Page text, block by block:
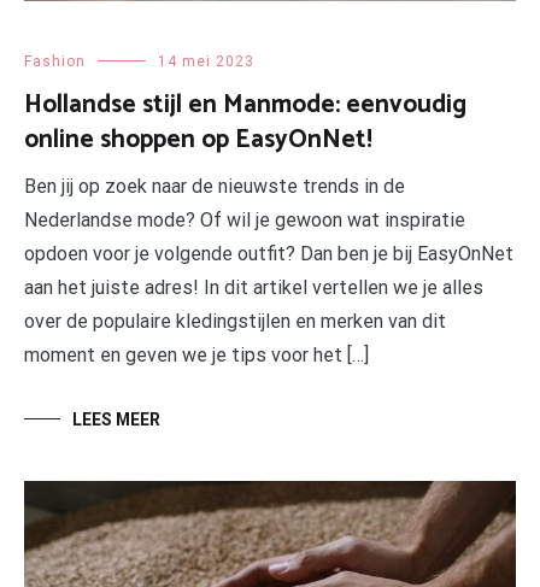
Fashion 14 mei 2023
Hollandse stijl en Manmode: eenvoudig
online shoppen op EasyOnNet!
Ben jij op zoek naar de nieuwste trends in de
Nederlandse mode? Of wil je gewoon wat inspiratie
opdoen voor je volgende outfit? Dan ben je bij EasyOnNet
aan het juiste adres! In dit artikel vertellen we je alles
over de populaire kledingstijlen en merken van dit
moment en geven we je tips voor het […]
LEES MEER